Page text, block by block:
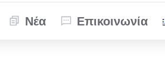
Νέα Επικοινωνία